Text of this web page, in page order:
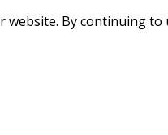
website. By continuing